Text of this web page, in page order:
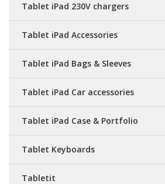
Tablet iPad 230V chargers
Tablet iPad Accessories
Tablet iPad Bags & Sleeves
Tablet iPad Car accessories
Tablet iPad Case & Portfolio
Tablet Keyboards
Tabletit